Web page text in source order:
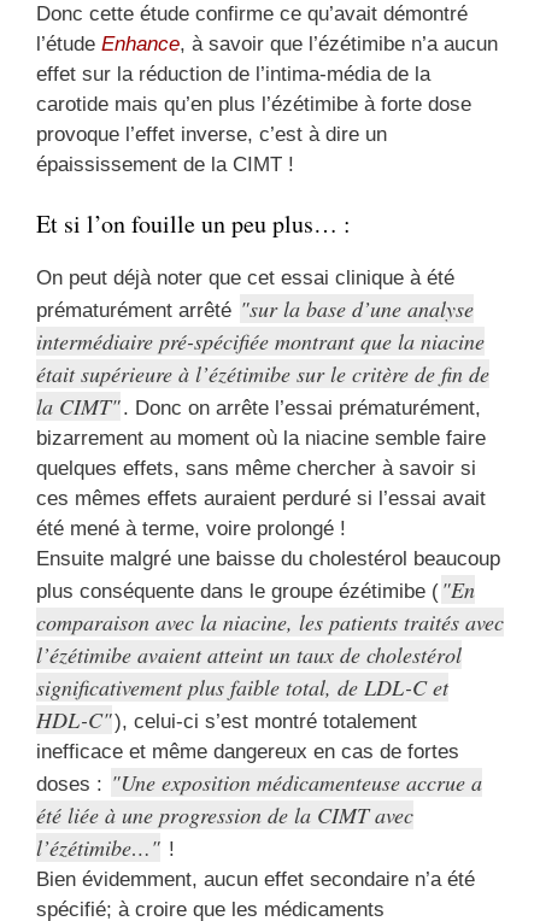
Donc cette étude confirme ce qu’avait démontré
l’étude Enhance, à savoir que l’ézétimibe n’a aucun
effet sur la réduction de l’intima-média de la
carotide mais qu’en plus l’ézétimibe à forte dose
provoque l’effet inverse, c’est à dire un
épaississement de la CIMT !
Et si l’on fouille un peu plus… :
On peut déjà noter que cet essai clinique à été
prématurément arrêté
sur la base d’une analyse
intermédiaire pré-spécifiée montrant que la niacine
était supérieure à l’ézétimibe sur le critère de fin de
la CIMT . Donc on arrête l’essai prématurément,
bizarrement au moment où la niacine semble faire
quelques effets, sans même chercher à savoir si
ces mêmes effets auraient perduré si l’essai avait
été mené à terme, voire prolongé !
Ensuite malgré une baisse du cholestérol beaucoup
plus conséquente dans le groupe ézétimibe ( En
comparaison avec la niacine, les patients traités avec
l’ézétimibe avaient atteint un taux de cholestérol
significativement plus faible total, de LDL-C et
HDL-C ), celui-ci s’est montré totalement
inefficace et même dangereux en cas de fortes
doses :
Une exposition médicamenteuse accrue a
été liée à une progression de la CIMT avec
l’ézétimibe…
!
Bien évidemment, aucun effet secondaire n’a été
spécifié; à croire que les médicaments